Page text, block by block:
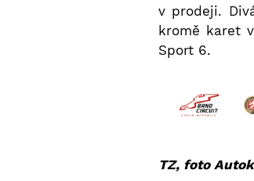
v prodeji.
kromě karet
Sport 6.
TZ, foto